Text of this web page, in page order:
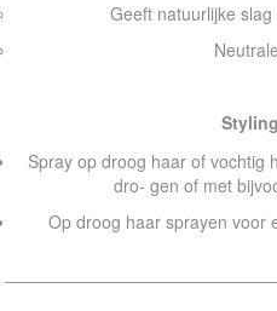
Geeft natuurlijke
Spray op droog haar of vochtig
dro- gen of met
Op droog haar sprayen voor